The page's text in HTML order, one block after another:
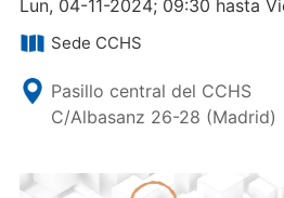
Lun, 04-11-2024; 09:30 hasta
Sede CCHS
Pasillo central del CCHS
C/Albasanz 26-28 (Madrid)